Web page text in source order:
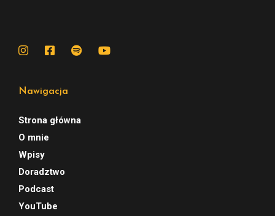
Nawigacja
Strona główna
O mnie
Wpisy
Doradztwo
Podcast
YouTube